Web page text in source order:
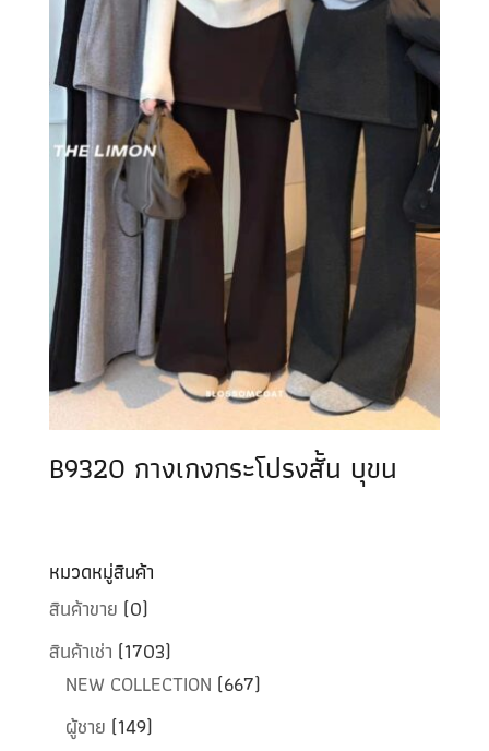
B9320 กางเกงกระโปรงสั้น บุขน
หมวดหมู่สินค้า
สินค้าขาย (0)
สินค้าเช่า (1703)
NEW COLLECTION (667)
ผู้ชาย (149)